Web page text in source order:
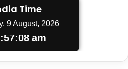
Time
9 August, 2026
am